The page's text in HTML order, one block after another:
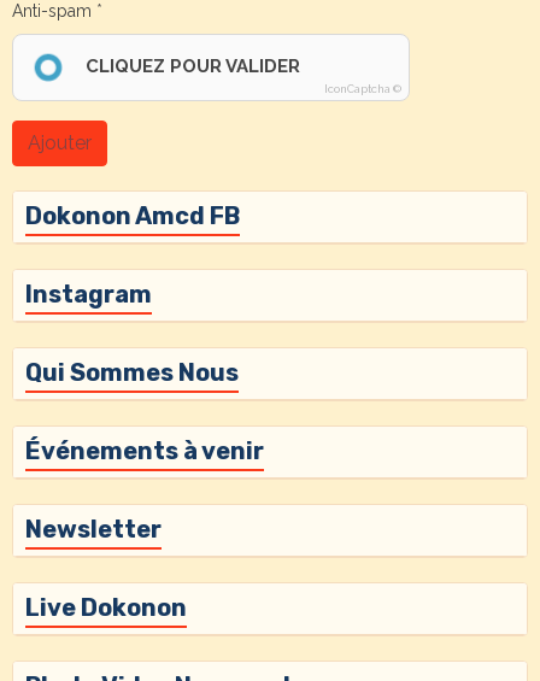
Anti-spam
CLIQUEZ POUR VALIDER
IconCaptcha ©
Ajouter
Dokonon Amcd FB
Instagram
Qui Sommes Nous
Événements à venir
Newsletter
Live Dokonon